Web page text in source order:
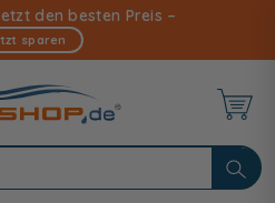
den besten Preis –
sparen